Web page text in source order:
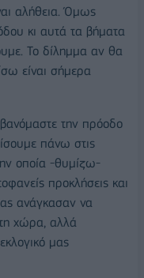
αλήθεια. Όμως
κι αυτά τα βήματα
Το δίλημμα αν θα
είναι σήμερα
την πρόοδο
πάνω στις
οποία -θυμίζω-
προκλήσεις και
ανάγκασαν να
χώρα, αλλά
μας